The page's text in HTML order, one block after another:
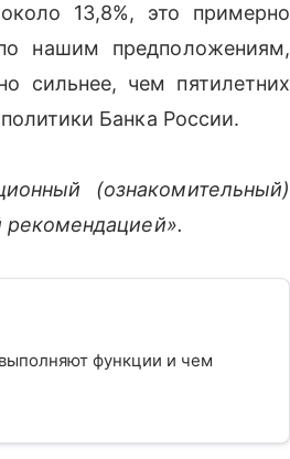
13,8%, это примерно
нашим предположениям,
сильнее, чем пятилетних
Банка России.
(ознакомительный)
рекомендацией».
функции и чем